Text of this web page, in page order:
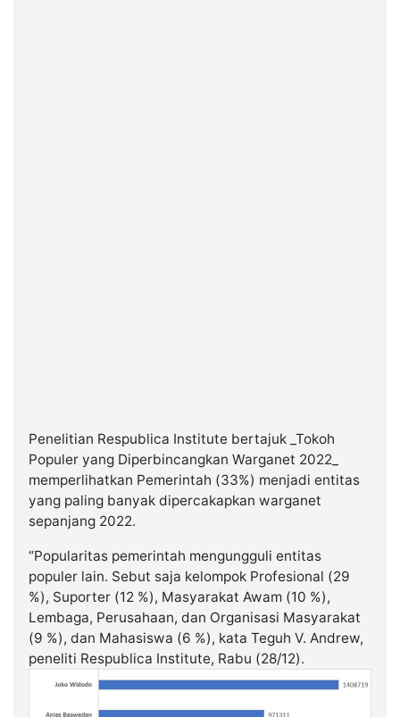
Penelitian Respublica Institute bertajuk _Tokoh
Populer yang Diperbincangkan Warganet 2022_
memperlihatkan Pemerintah (33%) menjadi entitas
yang paling banyak dipercakapkan warganet
sepanjang 2022.
“Popularitas pemerintah mengungguli entitas
populer lain. Sebut saja kelompok Profesional (29
%), Suporter (12 %), Masyarakat Awam (10 %),
Lembaga, Perusahaan, dan Organisasi Masyarakat
(9 %), dan Mahasiswa (6 %), kata Teguh V. Andrew,
peneliti Respublica Institute, Rabu (28/12).